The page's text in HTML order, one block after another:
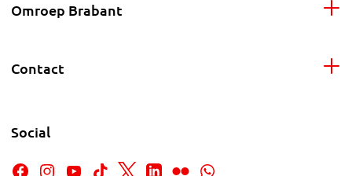
Omroep Brabant
Contact
Social